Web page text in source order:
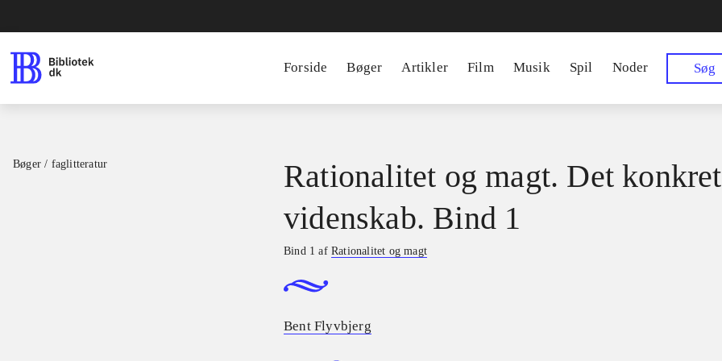
Forside Bøger Artikler Film Musik Spil Noder Søg
Bøger / faglitteratur
Rationalitet og magt. Det
videnskab. Bind 1
Bind 1 afRationalitet og magt
Bent Flyvbjerg